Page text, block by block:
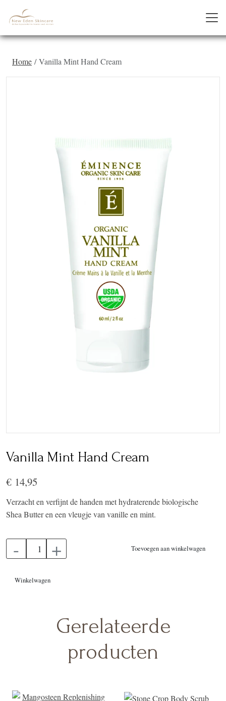
Home Vanilla Mint Hand Cream
Vanilla Mint Hand Cream
€ 14,95
Verzacht en verfijnt de handen met hydraterende biologische
Shea Butter en een vleugje van vanille en mint.
- + Toevoegen aan winkelwagen
Winkelwagen
Gerelateerde
producten